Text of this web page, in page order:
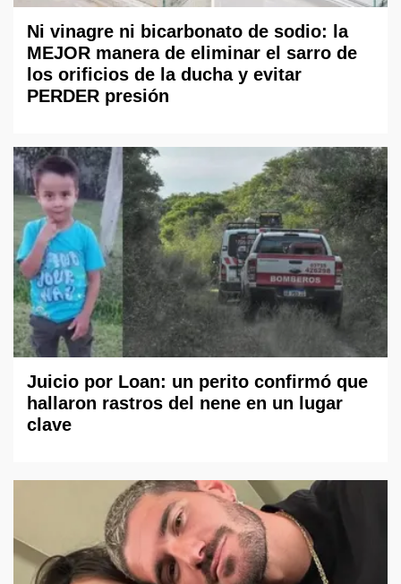
Ni vinagre ni bicarbonato de sodio: la
MEJOR manera de eliminar el sarro de
los orificios de la ducha y evitar
PERDER presión
Juicio por Loan: un perito confirmó que
hallaron rastros del nene en un lugar
clave